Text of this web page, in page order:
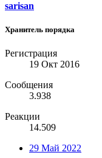
sarisan
Хранитель порядка
Регистрация
19 Окт 2016
Сообщения
3.938
Реакции
14.509
29 Май 2022